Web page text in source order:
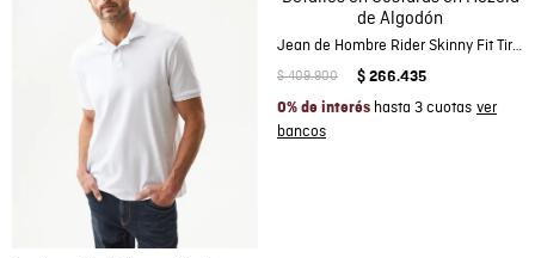
Jean de Hombre Rider Skinny Fit Tiro Bajo Lavado Medio Rotos Detalles en Costuras en Mezcla de Algodón
$ 409.900 $ 266.435
0% de interés hasta 3 cuotas